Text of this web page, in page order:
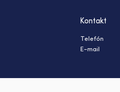
Kontakt
Telefón
E-mail